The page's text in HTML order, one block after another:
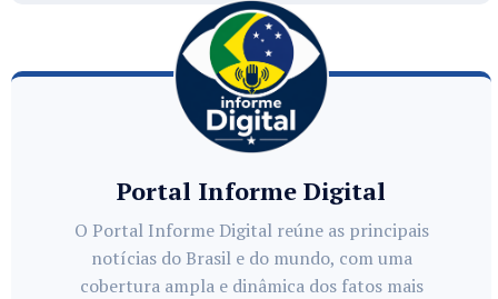
Portal Informe Digital
O Portal Informe Digital reúne as principais
notícias do Brasil e do mundo, com uma
cobertura ampla e dinâmica dos fatos mais